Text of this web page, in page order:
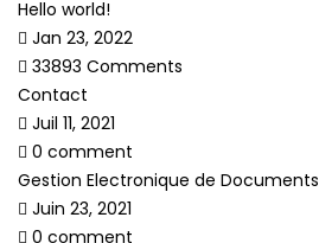
Hello world!
Jan 23, 2022
33893 Comments
Contact
Juil 11, 2021
0 comment
Gestion Electronique de Documents
Juin 23, 2021
0 comment